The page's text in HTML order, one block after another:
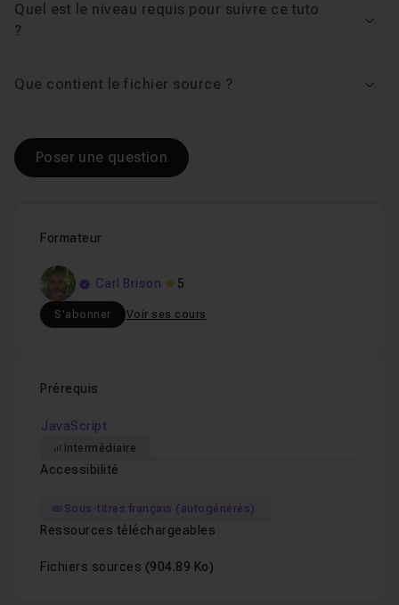
Formateur
Carl Brison 5
S'abonner Voir ses cours
Prérequis
JavaScript
Intermédiaire
Accessibilité
Sous-titres français (autogénérés)
Ressources téléchargeables
Fichiers sources (904.89 Ko)
Quel est le niveau requis pour suivre ce tuto
?
Que contient le fichier source ?
Poser une question